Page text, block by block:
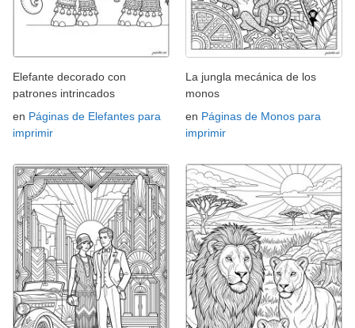
Elefante decorado con
patrones intrincados
en Páginas de Elefantes para
imprimir
La jungla mecánica de los
monos
en Páginas de Monos para
imprimir